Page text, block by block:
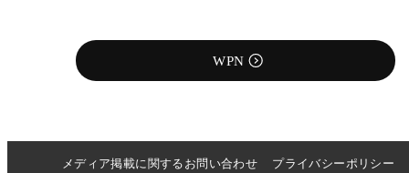
WPN
メディア掲載に関するお問い合わせ
プライバシーポリシー